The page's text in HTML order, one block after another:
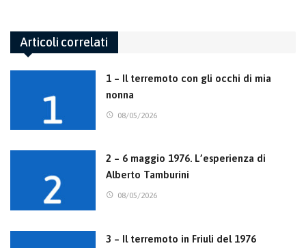
Articoli correlati
1 – Il terremoto con gli occhi di mia
nonna
08/05/2026
2 – 6 maggio 1976. L’esperienza di
Alberto Tamburini
08/05/2026
3 – Il terremoto in Friuli del 1976